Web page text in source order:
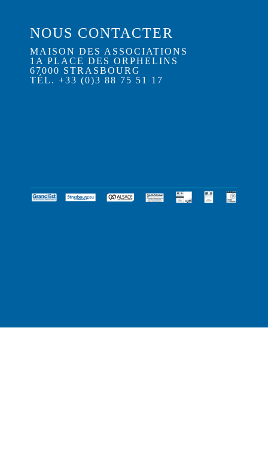
NOUS CONTACTER
MAISON DES ASSOCIATIONS
1A PLACE DES ORPHELINS
67000 STRASBOURG
TÉL. +33 (0)3 88 75 51 17